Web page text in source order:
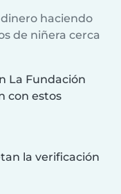
haciendo
de niñera cerca
La Fundación
con estos
la verificación